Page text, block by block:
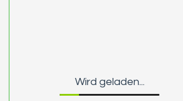
Wird geladen...